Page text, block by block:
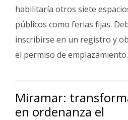
habilitaría otros siete
públicos como ferias fijas.
inscribirse en un registro y
el permiso de emplazamiento.
Miramar:
en ordenanza el